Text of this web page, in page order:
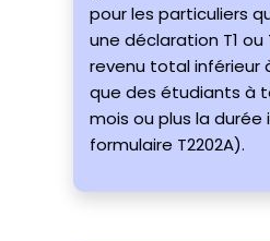
pour les particuliers
une déclaration T1 ou
revenu total inférieur
que des étudiants à
mois ou plus la durée
formulaire T2202A).